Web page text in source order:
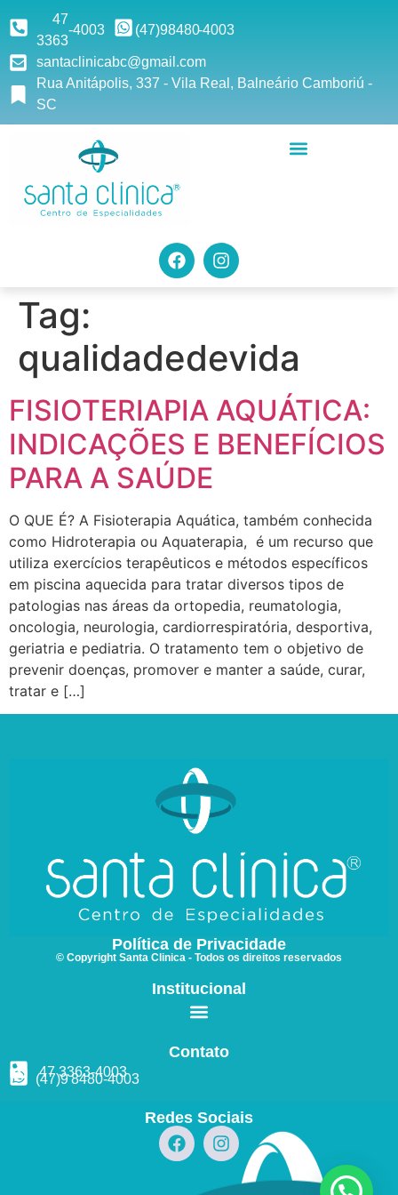
47
3363
-4003 (47)98480-4003
santaclinicabc@gmail.com
Rua Anitápolis, 337 - Vila Real, Balneário Camboriú -
SC
Tag:
qualidadedevida
FISIOTERIAPIA AQUÁTICA:
INDICAÇÕES E BENEFÍCIOS
PARA A SAÚDE
O QUE É? A Fisioterapia Aquática, também conhecida
como Hidroterapia ou Aquaterapia, é um recurso que
utiliza exercícios terapêuticos e métodos específicos
em piscina aquecida para tratar diversos tipos de
patologias nas áreas da ortopedia, reumatologia,
oncologia, neurologia, cardiorrespiratória, desportiva,
geriatria e pediatria. O tratamento tem o objetivo de
prevenir doenças, promover e manter a saúde, curar,
tratar e […]
Política de Privacidade
© Copyright Santa Clinica - Todos os direitos reservados
Institucional
Contato
47 3363-4003
(47)98480-4003
Redes Sociais